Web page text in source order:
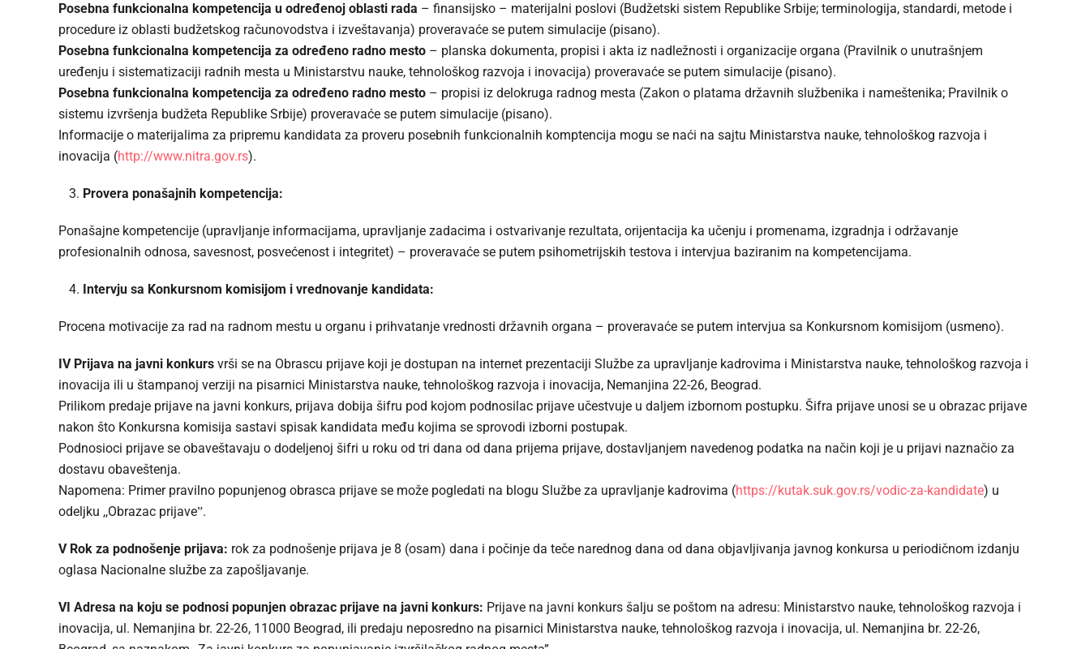
Posebna funkcionalna kompetencija u određenoj oblasti rada – finansijsko – materijalni poslovi (Budžetski sistem Republike Srbije; terminologija, standardi, metode i
procedure iz oblasti budžetskog računovodstva i izveštavanja) proveravaće se putem simulacije (pisano).
Posebna funkcionalna kompetencija za određeno radno mesto – planska dokumenta, propisi i akta iz nadležnosti i organizacije organa (Pravilnik o unutrašnjem
uređenju i sistematizaciji radnih mesta u Ministarstvu nauke, tehnološkog razvoja i inovacija) proveravaće se putem simulacije (pisano).
Posebna funkcionalna kompetencija za određeno radno mesto – propisi iz delokruga radnog mesta (Zakon o platama državnih službenika i nameštenika; Pravilnik o
sistemu izvršenja budžeta Republike Srbije) proveravaće se putem simulacije (pisano).
Informacije o materijalima za pripremu kandidata za proveru posebnih funkcionalnih komptencija mogu se naći na sajtu Ministarstva nauke, tehnološkog razvoja i
inovacija (http://www.nitra.gov.rs).
Provera ponašajnih kompetencija:
Ponašajne kompetencije (upravljanje informacijama, upravljanje zadacima i ostvarivanje rezultata, orijentacija ka učenju i promenama, izgradnja i održavanje
profesionalnih odnosa, savesnost, posvećenost i integritet) – proveravaće se putem psihometrijskih testova i intervjua baziranim na kompetencijama.
Intervju sa Konkursnom komisijom i vrednovanje kandidata:
Procena motivacije za rad na radnom mestu u organu i prihvatanje vrednosti državnih organa – proveravaće se putem intervjua sa Konkursnom komisijom (usmeno).
IV Prijava na javni konkurs vrši se na Obrascu prijave koji je dostupan na internet prezentaciji Službe za upravljanje kadrovima i Ministarstva nauke, tehnološkog razvoja i
inovacija ili u štampanoj verziji na pisarnici Ministarstva nauke, tehnološkog razvoja i inovacija, Nemanjina 22-26, Beograd.
Prilikom predaje prijave na javni konkurs, prijava dobija šifru pod kojom podnosilac prijave učestvuje u daljem izbornom postupku. Šifra prijave unosi se u obrazac prijave
nakon što Konkursna komisija sastavi spisak kandidata među kojima se sprovodi izborni postupak.
Podnosioci prijave se obaveštavaju o dodeljenoj šifri u roku od tri dana od dana prijema prijave, dostavljanjem navedenog podatka na način koji je u prijavi naznačio za
dostavu obaveštenja.
Napomena: Primer pravilno popunjenog obrasca prijave se može pogledati na blogu Službe za upravljanje kadrovima (https://kutak.suk.gov.rs/vodic-za-kandidate) u
odeljku ,,Obrazac prijaveˮ.
V Rok za podnošenje prijava: rok za podnošenje prijava je 8 (osam) dana i počinje da teče narednog dana od dana objavljivanja javnog konkursa u periodičnom izdanju
oglasa Nacionalne službe za zapošljavanje.
VI Adresa na koju se podnosi popunjen obrazac prijave na javni konkurs: Prijave na javni konkurs šalju se poštom na adresu: Ministarstvo nauke, tehnološkog razvoja i
inovacija, ul. Nemanjina br. 22-26, 11000 Beograd, ili predaju neposredno na pisarnici Ministarstva nauke, tehnološkog razvoja i inovacija, ul. Nemanjina br. 22-26,